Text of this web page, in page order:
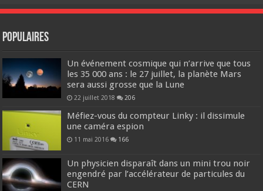
Populaires
Un événement cosmique qui n’arrive que tous
les 35 000 ans : le 27 juillet, la planète Mars
sera aussi grosse que la Lune
22 juillet 2018 206
Méfiez-vous du compteur Linky : il dissimule
une caméra espion
11 mai 2016 166
Un physicien disparaît dans un mini trou noir
engendré par l’accélérateur de particules du
CERN